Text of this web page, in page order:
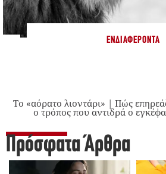
ΕΝΔΙΑΦΈΡΟΝΤΑ
Το «αόρατο λιοντάρι» | Πώς
ο τρόπος που αντιδρά ο
Πρόσφατα Άρθρα